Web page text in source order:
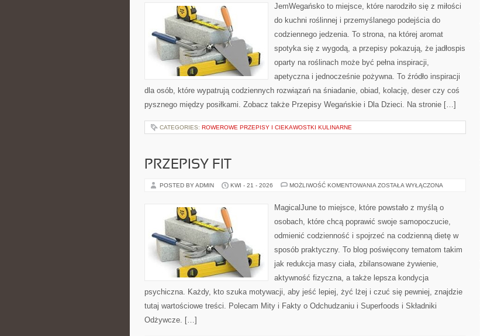
JemWegańsko to miejsce, które narodziło się z miłości
do kuchni roślinnej i przemyślanego podejścia do
codziennego jedzenia. To strona, na której aromat
spotyka się z wygodą, a przepisy pokazują, że jadłospis
oparty na roślinach może być pełna inspiracji,
apetyczna i jednocześnie pożywna. To źródło inspiracji
dla osób, które wypatrują codziennych rozwiązań na śniadanie, obiad, kolację, deser czy coś
pysznego między posiłkami. Zobacz także Przepisy Wegańskie i Dla Dzieci. Na stronie […]
CATEGORIES: ROWEROWE PRZEPISY I CIEKAWOSTKI KULINARNE
PRZEPISY FIT
POSTED BY ADMIN KWI - 21 - 2026 MOŻLIWOŚĆ KOMENTOWANIA PRZEPISY
ZOSTAŁA WYŁĄCZONA
MagicalJune to miejsce, które powstało z myślą o
osobach, które chcą poprawić swoje samopoczucie,
odmienić codzienność i spojrzeć na codzienną dietę w
sposób praktyczny. To blog poświęcony tematom takim
jak redukcja masy ciała, zbilansowane żywienie,
aktywność fizyczna, a także lepsza kondycja
psychiczna. Każdy, kto szuka motywacji, aby jeść lepiej, żyć lżej i czuć się pewniej, znajdzie
tutaj wartościowe treści. Polecam Mity i Fakty o Odchudzaniu i Superfoods i Składniki
Odżywcze. […]